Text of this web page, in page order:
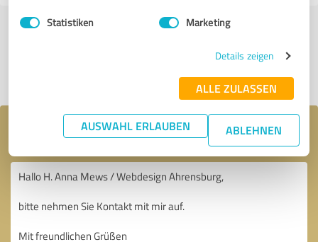
Statistiken Marketing
Details zeigen
ALLE ZULASSEN
AUSWAHL ERLAUBEN ABLEHNEN
Ihre Nachricht an Webdesign Ahrensburg